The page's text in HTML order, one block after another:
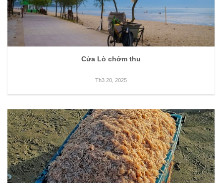
Cửa Lò chớm thu
Th3 20, 2025